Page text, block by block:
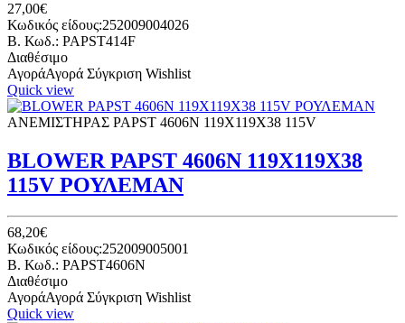
27,00€
Κωδικός είδους:252009004026
B. Κωδ.: PAPST414F
Διαθέσιμο
ΑγοράΑγορά Σύγκριση Wishlist
Quick view
ΑΝΕΜΙΣΤΗΡΑΣ PAPST 4606Ν 119Χ119Χ38 115V
BLOWER PAPST 4606Ν 119Χ119Χ38
115V ΡΟΥΛΕΜΑΝ
68,20€
Κωδικός είδους:252009005001
B. Κωδ.: PAPST4606N
Διαθέσιμο
ΑγοράΑγορά Σύγκριση Wishlist
Quick view